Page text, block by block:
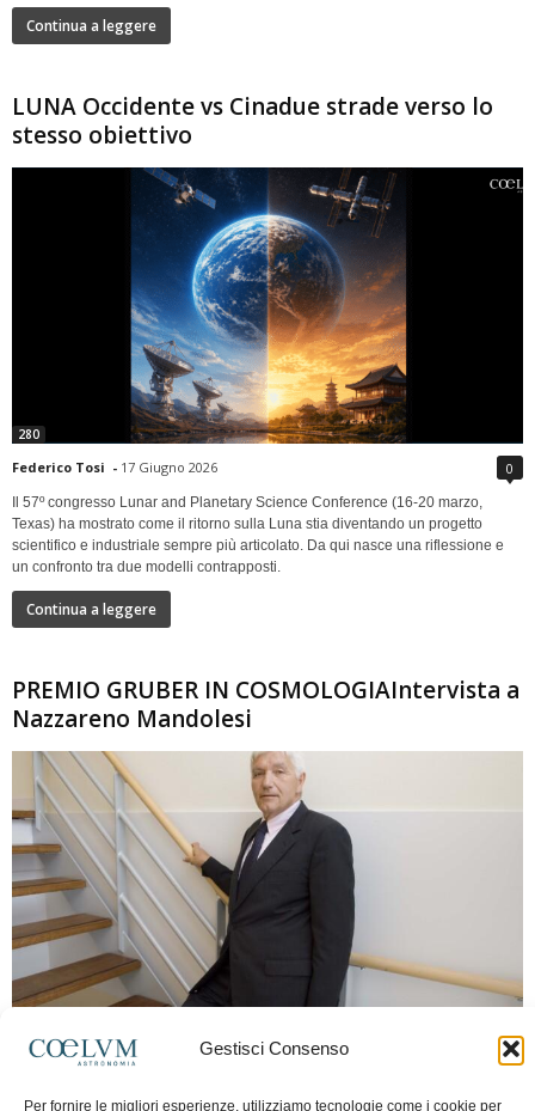
Gestisci Consenso
Per fornire le migliori esperienze, utilizziamo tecnologie come i cookie per
Continua a leggere
LUNA Occidente vs Cinadue strade verso lo
stesso obiettivo
280
Federico Tosi - 17 Giugno 2026 0
Il 57º congresso Lunar and Planetary Science Conference (16-20 marzo,
Texas) ha mostrato come il ritorno sulla Luna stia diventando un progetto
scientifico e industriale sempre più articolato. Da qui nasce una riflessione e
un confronto tra due modelli contrapposti.
Continua a leggere
PREMIO GRUBER IN COSMOLOGIAIntervista a
Nazzareno Mandolesi
Frida Paolella - 16 Giugno 2026 0
spaziale europea e della missione Planck. Il dialogo ripercorre i principali